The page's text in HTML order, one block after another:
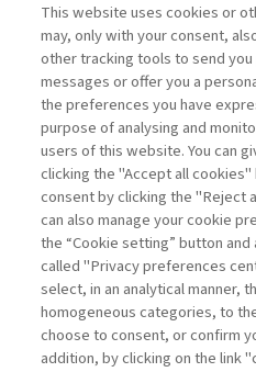
L'ACCESSO A
CONTENUTO E'
UTENTI
Sei abbonato?ESEGUI
ABBONATI.
This website uses cookies or
may, only with your consent,
other tracking tools to send
messages or offer you a
the preferences you have
purpose of analysing and
users of this website. You can
clicking the "Accept all
consent by clicking the "Reject
can also manage your cookie
the “Cookie setting” button
called "Privacy preferences
select, in an analytical manner,
homogeneous categories, to
choose to consent, or confirm
addition, by clicking on the link